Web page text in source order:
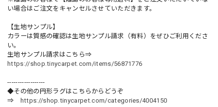
い場合はご注文をキャンセルさせていただきます。
【生地サンプル】
カラーは質感の確認は生地サンプル請求（有料）をぜひご利用くださ
い。
生地サンプル請求はこちら⇒
https://shop.tinycarpet.com/items/56871776
------------------
◆その他の円形ラグはこちらからどうぞ
⇒
https://shop.tinycarpet.com/categories/4004150